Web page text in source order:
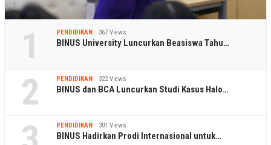
1 PENDIDIKAN 367 Views
BINUS University Luncurkan Beasiswa Tahu…
2 PENDIDIKAN 322 Views
BINUS dan BCA Luncurkan Studi Kasus Halo…
PENDIDIKAN 301 Views
BINUS Hadirkan Prodi Internasional untuk…